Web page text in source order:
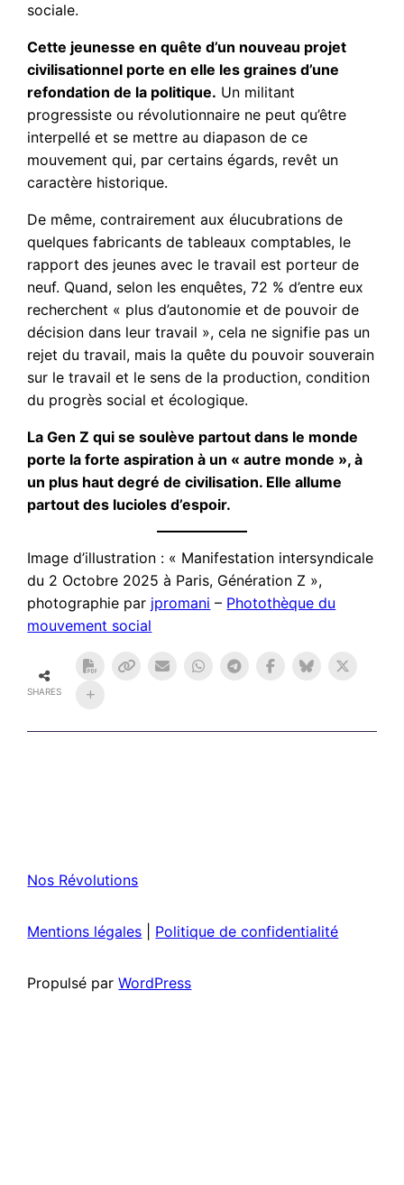
sociale.
Cette jeunesse en quête d’un nouveau projet
civilisationnel porte en elle les graines d’une
refondation de la politique. Un militant
progressiste ou révolutionnaire ne peut qu’être
interpellé et se mettre au diapason de ce
mouvement qui, par certains égards, revêt un
caractère historique.
De même, contrairement aux élucubrations de
quelques fabricants de tableaux comptables, le
rapport des jeunes avec le travail est porteur de
neuf. Quand, selon les enquêtes, 72 % d’entre eux
recherchent « plus d’autonomie et de pouvoir de
décision dans leur travail », cela ne signifie pas un
rejet du travail, mais la quête du pouvoir souverain
sur le travail et le sens de la production, condition
du progrès social et écologique.
La Gen Z qui se soulève partout dans le monde
porte la forte aspiration à un « autre monde », à
un plus haut degré de civilisation. Elle allume
partout des lucioles d’espoir.
Image d’illustration : « Manifestation intersyndicale
du 2 Octobre 2025 à Paris, Génération Z »,
photographie par jpromani – Photothèque du
mouvement social
SHARES
Nos Révolutions
Mentions légales Politique de confidentialité
Propulsé parWordPress